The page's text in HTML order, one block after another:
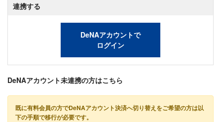
連携する
DeNAアカウントで
ログイン
DeNAアカウント未連携の方はこちら
既に有料会員の方でDeNAアカウント決済へ切り替えをご希望の方は以
下の手順で移行が必要です。